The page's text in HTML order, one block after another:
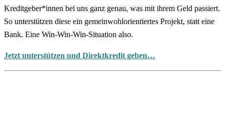
Kreditgeber*innen bei uns ganz genau, was mit ihrem Geld passiert.
So unterstützen diese ein gemeinwohlorientiertes Projekt, statt eine
Bank. Eine Win-Win-Win-Situation also.
Jetzt unterstützen und Direktkredit geben…